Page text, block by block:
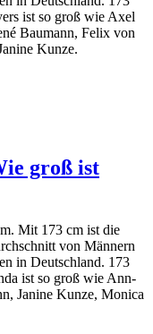
ist so groß wie Axel
Baumann, Felix von
Kunze.
groß ist
Mit 173 cm ist die
von Männern
in Deutschland. 173
ist so groß wie Ann-
Janine Kunze, Monica